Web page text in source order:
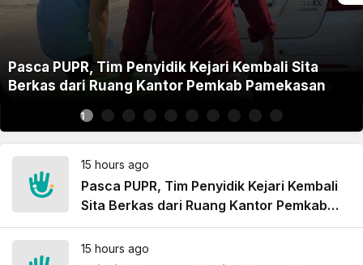
Pasca PUPR, Tim Penyidik Kejari Kembali Sita
Berkas dari Ruang Kantor Pemkab Pamekasan
1
15 hours ago
Pasca PUPR, Tim Penyidik Kejari Kembali
Sita Berkas dari Ruang Kantor Pemkab
Pamekasan
15 hours ago